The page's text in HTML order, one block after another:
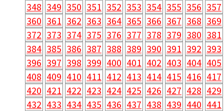
348 349 350 351 352 353 354 355 356 357
360 361 362 363 364 365 366 367 368 369
372 373 374 375 376 377 378 379 380 381
384 385 386 387 388 389 390 391 392 393
396 397 398 399 400 401 402 403 404 405
408 409 410 411 412 413 414 415 416 417
420 421 422 423 424 425 426 427 428 429
432 433 434 435 436 437 438 439 440 441